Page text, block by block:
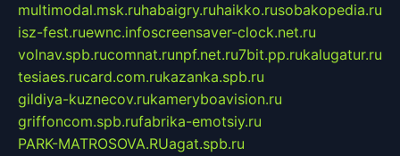
multimodal.msk.ruhabaigry.ruhaikko.rusobakopedia.ru
isz-fest.ruewnc.infoscreensaver-clock.net.ru
volnav.spb.rucomnat.runpf.net.ru7bit.pp.rukalugatur.ru
tesiaes.rucard.com.rukazanka.spb.ru
gildiya-kuznecov.rukameryboavision.ru
griffoncom.spb.rufabrika-emotsiy.ru
PARK-MATROSOVA.RUagat.spb.ru